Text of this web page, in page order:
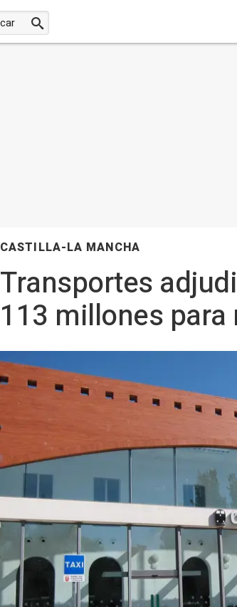
CASTILLA-LA MANCHA
Transportes
113 millones para